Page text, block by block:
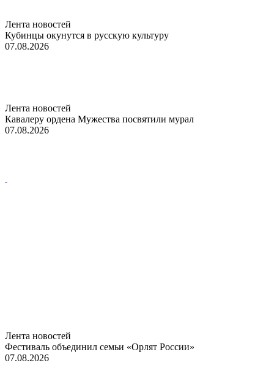
Лента новостей
Кубинцы окунутся в русскую культуру
07.08.2026
Лента новостей
Кавалеру ордена Мужества посвятили мурал
07.08.2026
Лента новостей
Фестиваль объединил семьи «Орлят России»
07.08.2026